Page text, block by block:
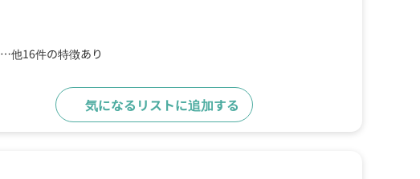
…他16件の特徴あり
気になるリストに追加する